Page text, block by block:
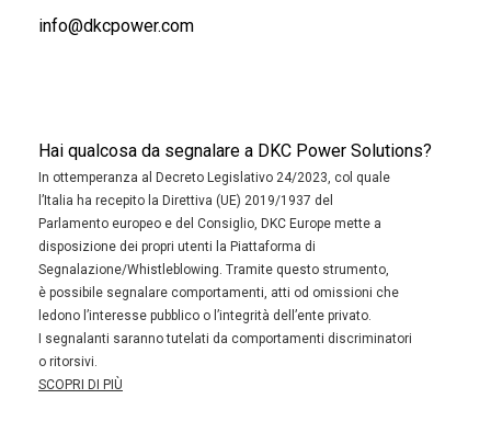
info@dkcpower.com
Hai qualcosa da segnalare a DKC Power Solutions?
In ottemperanza al Decreto Legislativo 24/2023, col quale
l’Italia ha recepito la Direttiva (UE) 2019/1937 del
Parlamento europeo e del Consiglio, DKC Europe mette a
disposizione dei propri utenti la Piattaforma di
Segnalazione/Whistleblowing. Tramite questo strumento,
è possibile segnalare comportamenti, atti od omissioni che
ledono l’interesse pubblico o l’integrità dell’ente privato.
I segnalanti saranno tutelati da comportamenti discriminatori
o ritorsivi.
SCOPRI DI PIÙ